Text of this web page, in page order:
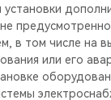
установки
в том числе на
или его